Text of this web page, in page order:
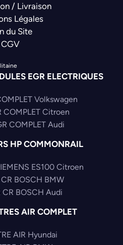
/ Livraison
Légales
du Site
CGV
EGR ELECTRIQUES
Volkswagen
COMPLET Citroen
COMPLET Audi
HP COMMONRAIL
ES100 Citroen
BOSCH BMW
CR BOSCH Audi
AIR COMPLET
AIR Hyundai